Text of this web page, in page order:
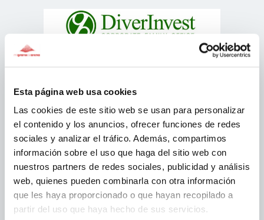
Esta página web usa cookies
Las cookies de este sitio web se usan para personalizar
el contenido y los anuncios, ofrecer funciones de redes
sociales y analizar el tráfico. Además, compartimos
información sobre el uso que haga del sitio web con
nuestros partners de redes sociales, publicidad y análisis
web, quienes pueden combinarla con otra información
que les haya proporcionado o que hayan recopilado a
partir del uso que haya hecho de sus servicios.